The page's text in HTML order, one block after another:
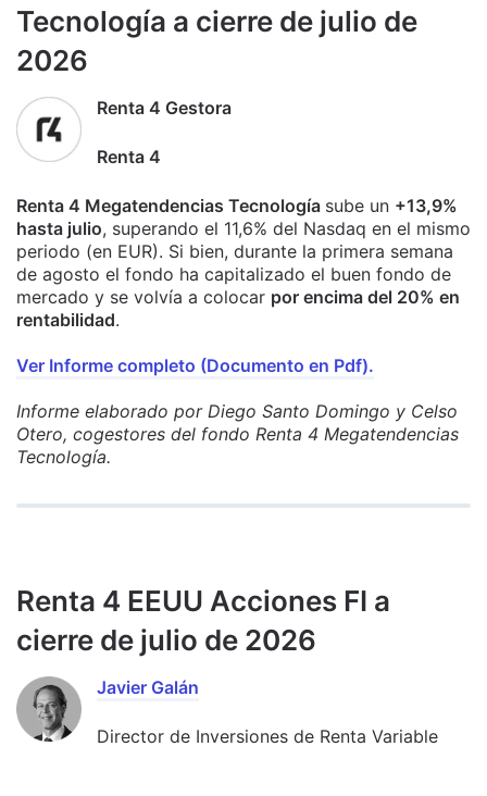
Tecnología a cierre de julio de
2026
Renta 4 Gestora
Renta 4
Renta 4 Megatendencias Tecnología sube un +13,9%
hasta julio, superando el 11,6% del Nasdaq en el mismo
periodo (en EUR). Si bien, durante la primera semana
de agosto el fondo ha capitalizado el buen fondo de
mercado y se volvía a colocar por encima del 20% en
rentabilidad.
Ver Informe completo (Documento en Pdf).
Informe elaborado por Diego Santo Domingo y Celso
Otero, cogestores del fondo Renta 4 Megatendencias
Tecnología.
Renta 4 EEUU Acciones FI a
cierre de julio de 2026
Javier Galán
Director de Inversiones de Renta Variable